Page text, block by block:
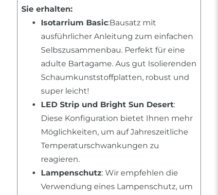
Sie erhalten:
Isotarrium Basic:Bausatz mit
ausführlicher Anleitung zum einfachen
Selbszusammenbau. Perfekt für eine
adulte Bartagame. Aus gut Isolierenden
Schaumkunststoffplatten, robust und
super leicht!
LED Strip und Bright Sun Desert:
Diese Konfiguration bietet Ihnen mehr
Möglichkeiten, um auf Jahreszeitliche
Temperaturschwankungen zu
reagieren.
Lampenschutz: Wir empfehlen die
Verwendung eines Lampenschutz, um